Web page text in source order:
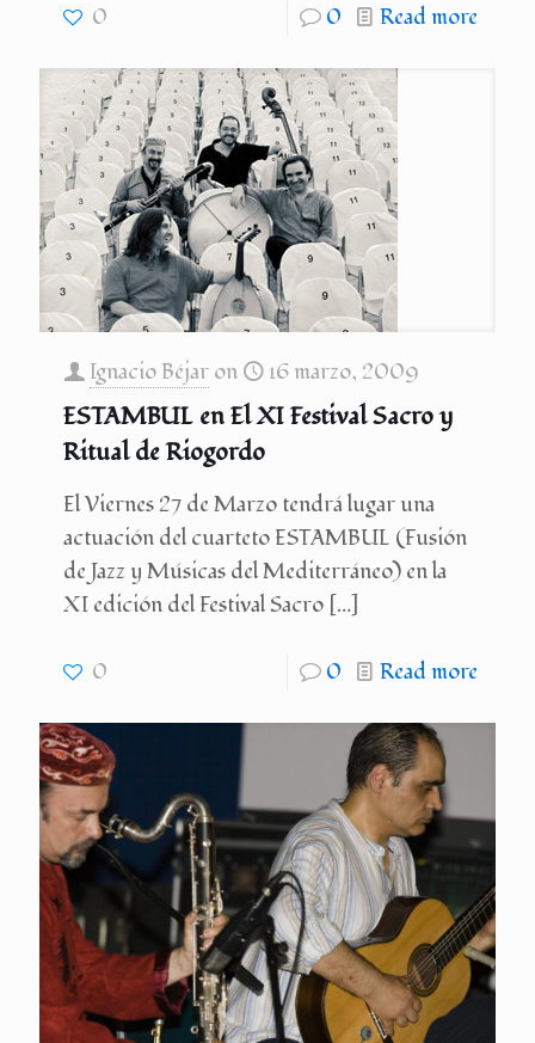
0 0 Read more
Ignacio Béjar on 16 marzo, 2009
ESTAMBUL en El XI Festival Sacro y
Ritual de Riogordo
El Viernes 27 de Marzo tendrá lugar una
actuación del cuarteto ESTAMBUL (Fusión
de Jazz y Músicas del Mediterráneo) en la
XI edición del Festival Sacro […]
0 0 Read more